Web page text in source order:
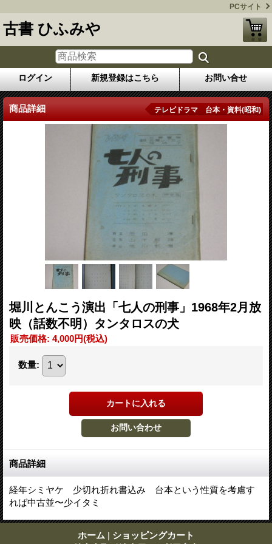
PCサイト
古書 ひふみや
ログイン 新規登録はこちら お問い合せ
商品詳細 テレビドラマ 台本・資料(昭和)
堀川とんこう演出「七人の刑事」1968年2月放
映（話数不明）タンタロスの犬
販売価格: 4,000円(税込)
数量:
商品詳細
経年シミヤケ 少切れ折れ書込み 台本という性質を考慮す
れば中古並〜少イタミ
ホーム | ショッピングカート